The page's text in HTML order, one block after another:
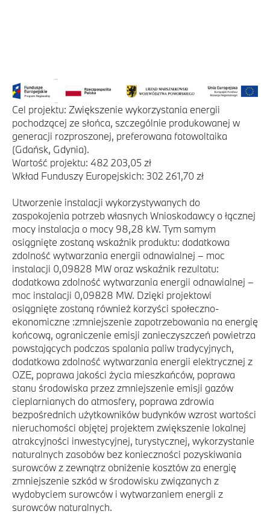
Cel projektu: Zwiększenie wykorzystania energii
pochodzącej ze słońca, szczególnie produkowanej w
generacji rozproszonej, preferowana fotowoltaika
(Gdańsk, Gdynia).
Wartość projektu: 482 203,05 zł
Wkład Funduszy Europejskich: 302 261,70 zł
Utworzenie instalacji wykorzystywanych do
zaspokojenia potrzeb własnych Wnioskodawcy o łącznej
mocy instalacja o mocy 98,28 kW. Tym samym
osiągnięte zostaną wskaźnik produktu: dodatkowa
zdolność wytwarzania energii odnawialnej – moc
instalacji 0,09828 MW oraz wskaźnik rezultatu:
dodatkowa zdolność wytwarzania energii odnawialnej –
moc instalacji 0,09828 MW. Dzięki projektowi
osiągnięte zostaną również korzyści społeczno-
ekonomiczne :zmniejszenie zapotrzebowania na energię
końcową, ograniczenie emisji zanieczyszczeń powietrza
powstających podczas spalania paliw tradycyjnych,
dodatkowa zdolność wytwarzania energii elektrycznej z
OZE, poprawa jakości życia mieszkańców, poprawa
stanu środowiska przez zmniejszenie emisji gazów
cieplarnianych do atmosfery, poprawa zdrowia
bezpośrednich użytkowników budynków wzrost wartości
nieruchomości objętej projektem zwiększenie lokalnej
atrakcyjności inwestycyjnej, turystycznej, wykorzystanie
naturalnych zasobów bez konieczności pozyskiwania
surowców z zewnątrz obniżenie kosztów za energię
zmniejszenie szkód w środowisku związanych z
wydobyciem surowców i wytwarzaniem energii z
surowców naturalnych.